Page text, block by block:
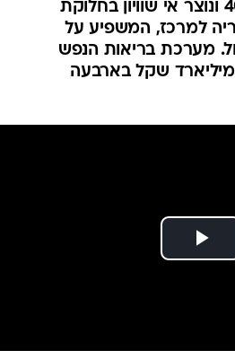
המטפלות ירד ב-40% ונוצר אי שוויון בחלוקת
למרכז, המשפיע על
מערכת בריאות הנפש
הפסידה עד היום 1.8 מיליארד שקל בארבעה